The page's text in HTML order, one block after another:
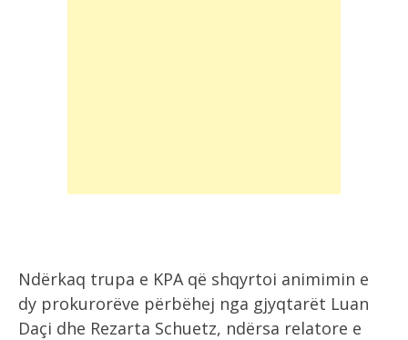
Ndërkaq trupa e KPA që shqyrtoi animimin e
dy prokurorëve përbëhej nga gjyqtarët Luan
Daçi dhe Rezarta Schuetz, ndërsa relatore e